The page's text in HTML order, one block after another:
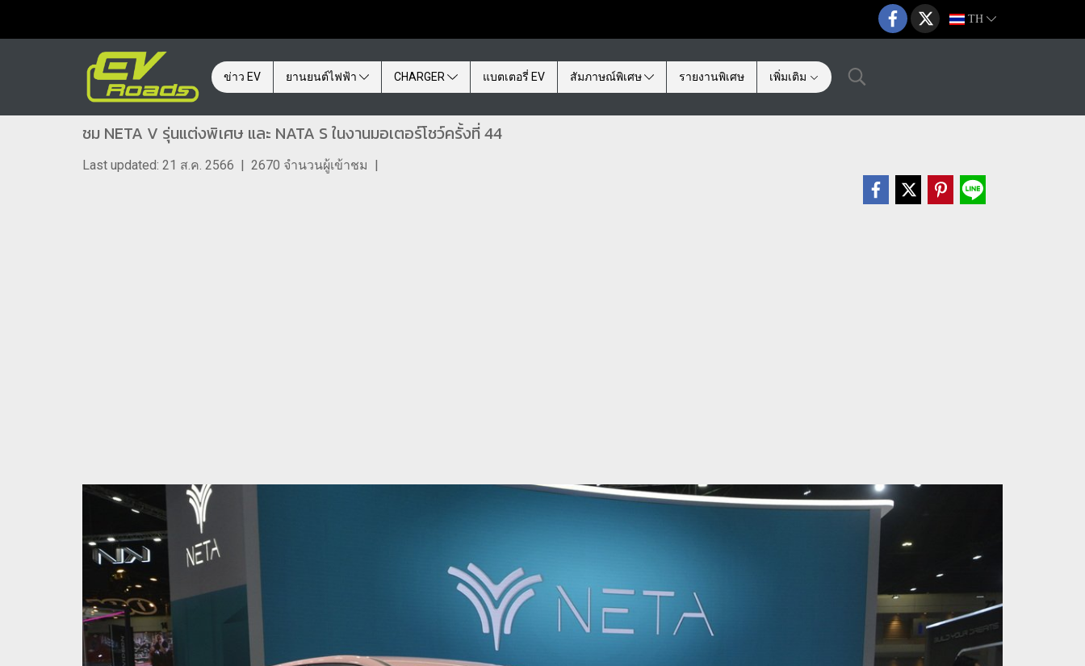
TH
ข่าว EV ยานยนต์ไฟฟ้า CHARGER แบตเตอรี่ EV สัมภาษณ์พิเศษ รายงานพิเศษ เพิ่มเติม
ชม NETA V รุ่นแต่งพิเศษ และ NATA S ในงานมอเตอร์โชว์ครั้งที่ 44
Last updated: 21 ส.ค. 2566 | 2670 จำนวนผู้เข้าชม |